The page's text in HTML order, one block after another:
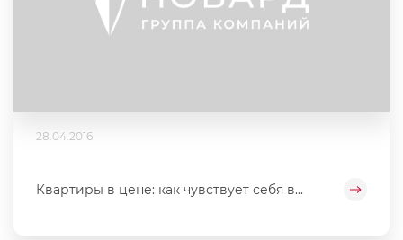
28.04.2016
Квартиры в цене: как чувствует себя в...